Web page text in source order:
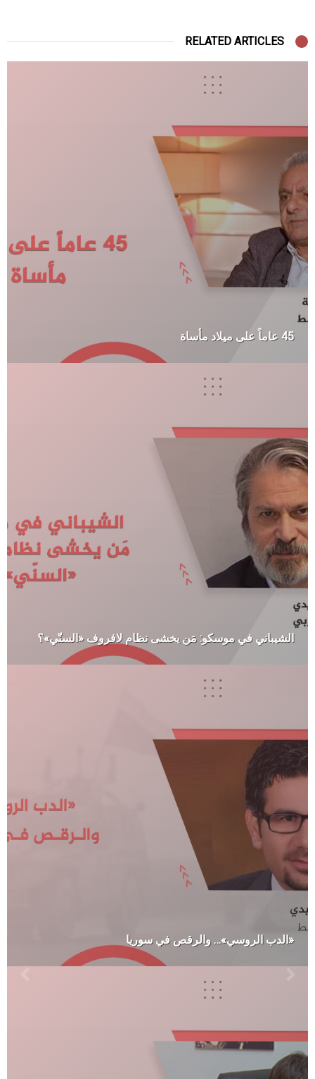
RELATED ARTICLES
45 عاماً على ميلاد مأساة
الشيباني في موسكو: مَن يخشى نظام لافروف «السنّي»؟
«الدب الروسي»… والرقص في سوريا